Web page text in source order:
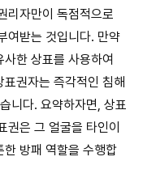
리자만이 독점적으로
여받는 것입니다. 만약
한 상표를 사용하여
권자는 즉각적인 침해
니다. 요약하자면, 상표
권은 그 얼굴을 타인이
방패 역할을 수행합